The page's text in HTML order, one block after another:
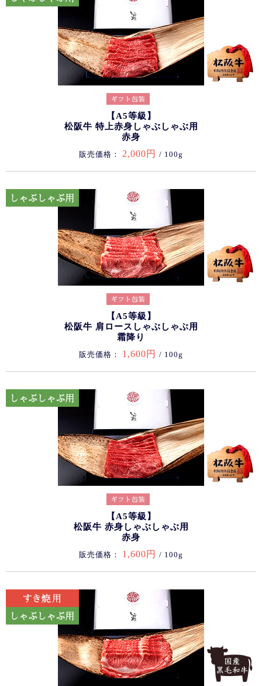
【A5等級】
松阪牛 特上赤身しゃぶしゃぶ用
赤身
販売価格： 2,000円 / 100g
【A5等級】
松阪牛 肩ロースしゃぶしゃぶ用
霜降り
販売価格： 1,600円 / 100g
【A5等級】
松阪牛 赤身しゃぶしゃぶ用
赤身
販売価格： 1,600円 / 100g